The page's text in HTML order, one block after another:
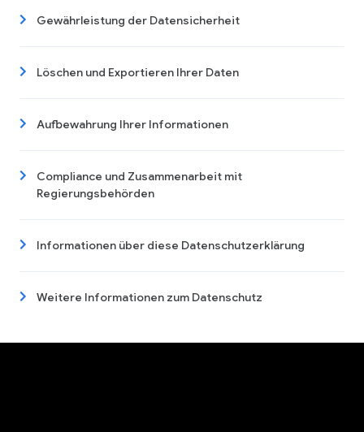
Gewährleistung der Datensicherheit
Löschen und Exportieren Ihrer Daten
Aufbewahrung Ihrer Informationen
Compliance und Zusammenarbeit mit
Regierungsbehörden
Informationen über diese Datenschutzerklärung
Weitere Informationen zum Datenschutz